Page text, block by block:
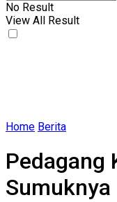
No Result
View All Result
Home Berita
Pedagang